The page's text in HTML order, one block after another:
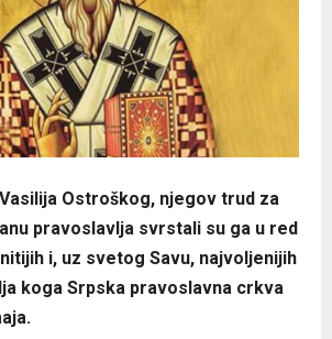
Ostroškog, njegov trud za
pravoslavlja svrstali su ga u red
i, uz svetog Savu, najvoljenijih
koga Srpska pravoslavna crkva